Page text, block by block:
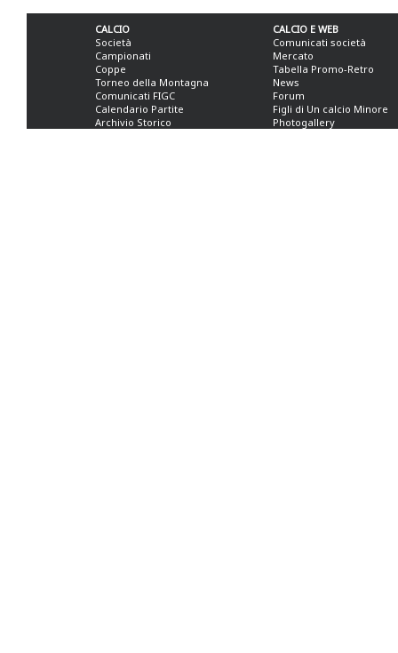
CALCIO
Società
Campionati
Coppe
Torneo della Montagna
Comunicati FIGC
Calendario Partite
Archivio Storico
CALCIO E WEB
Comunicati società
Mercato
Tabella Promo-Retro
News
Forum
Figli di Un calcio Minore
Photogallery